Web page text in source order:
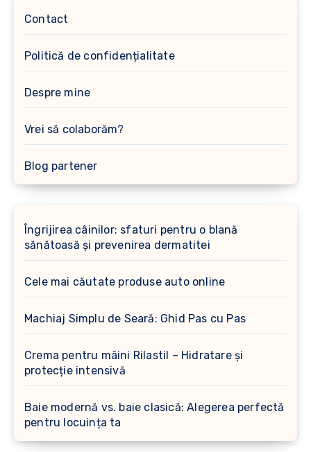
Contact
Politică de confidențialitate
Despre mine
Vrei să colaborăm?
Blog partener
Îngrijirea câinilor: sfaturi pentru o blană
sănătoasă și prevenirea dermatitei
Cele mai căutate produse auto online
Machiaj Simplu de Seară: Ghid Pas cu Pas
Crema pentru mâini Rilastil – Hidratare și
protecție intensivă
Baie modernă vs. baie clasică: Alegerea perfectă
pentru locuința ta